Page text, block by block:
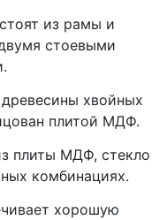
из рамы и
стоевыми
хвойных
плитой МДФ.
плиты МДФ, стекло
комбинациях.
хорошую